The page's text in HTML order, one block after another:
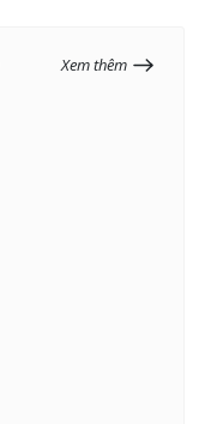
Xem thêm